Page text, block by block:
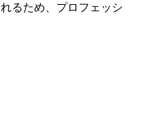
るため、プロフェッシ